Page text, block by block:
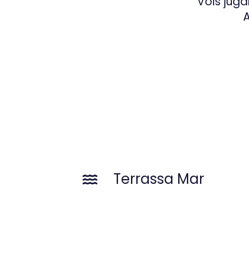
Terrassa Mar